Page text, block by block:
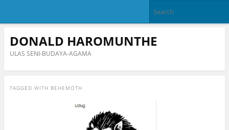
DONALD HAROMUNTHE
ULAS SENI-BUDAYA-AGAMA
TAGGED WITH BEHEMOTH